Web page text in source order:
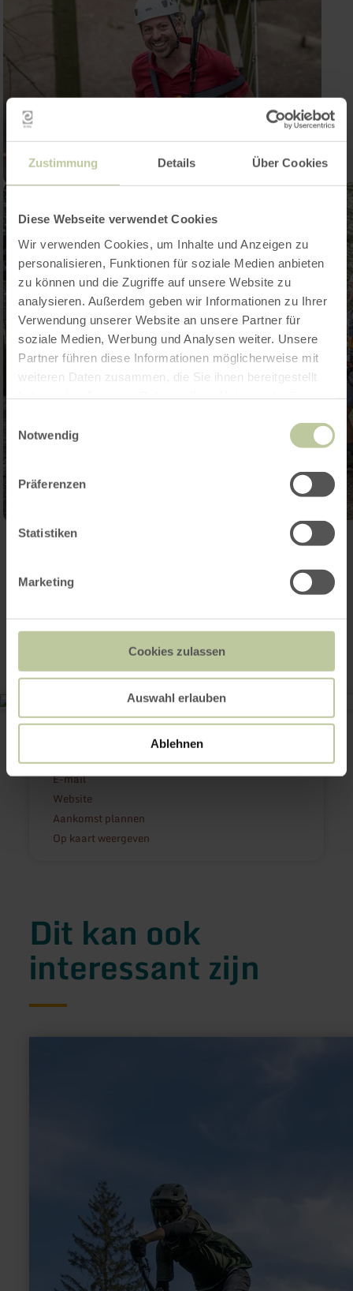
Zustimmung Details Über Cookies
Diese Webseite verwendet Cookies
Wir verwenden Cookies, um Inhalte und Anzeigen zu
personalisieren, Funktionen für soziale Medien anbieten
zu können und die Zugriffe auf unsere Website zu
analysieren. Außerdem geben wir Informationen zu Ihrer
Verwendung unserer Website an unsere Partner für
soziale Medien, Werbung und Analysen weiter. Unsere
Partner führen diese Informationen möglicherweise mit
weiteren Daten zusammen, die Sie ihnen bereitgestellt
Notwendig
Präferenzen
Statistiken
Marketing
Cookies zulassen
Auswahl erlauben
Ablehnen
Contact
Hochseilgarten Hürtgenwald
Wollseifenerstr.
+49 2427 905438
E-mail
Website
Aankomst plannen
Op kaart weergeven
Dit kan ook
interessant zijn